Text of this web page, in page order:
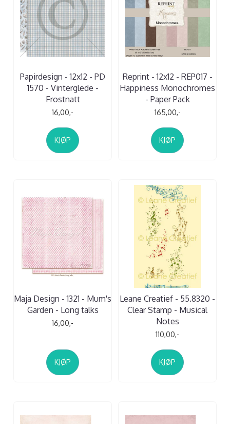
Papirdesign - 12x12 - PD
1570 - Vinterglede -
Frostnatt
16,00,-
KJØP
Reprint - 12x12 - REP017 -
Happiness Monochromes
- Paper Pack
165,00,-
KJØP
Maja Design - 1321 - Mum's
Garden - Long talks
16,00,-
KJØP
Leane Creatief - 55.8320 -
Clear Stamp - Musical
Notes
110,00,-
KJØP